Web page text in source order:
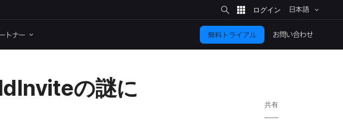
サ
イ
ト
検
索
日本語
トナー 無料トライアル お問い​合わせ
の​謎に​
共有